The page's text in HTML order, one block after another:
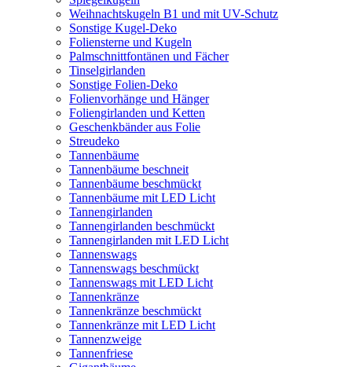
Weihnachtskugeln B1 und mit UV-Schutz
Sonstige Kugel-Deko
Foliensterne und Kugeln
Palmschnittfontänen und Fächer
Tinselgirlanden
Sonstige Folien-Deko
Folienvorhänge und Hänger
Foliengirlanden und Ketten
Geschenkbänder aus Folie
Streudeko
Tannenbäume
Tannenbäume beschneit
Tannenbäume beschmückt
Tannenbäume mit LED Licht
Tannengirlanden
Tannengirlanden beschmückt
Tannengirlanden mit LED Licht
Tannenswags
Tannenswags beschmückt
Tannenswags mit LED Licht
Tannenkränze
Tannenkränze beschmückt
Tannenkränze mit LED Licht
Tannenzweige
Tannenfriese